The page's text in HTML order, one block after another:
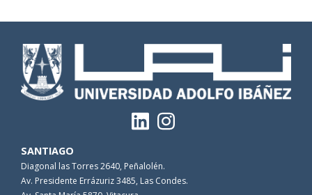
SANTIAGO
Diagonal las Torres 2640, Peñalolén.
Av. Presidente Errázuriz 3485, Las Condes.